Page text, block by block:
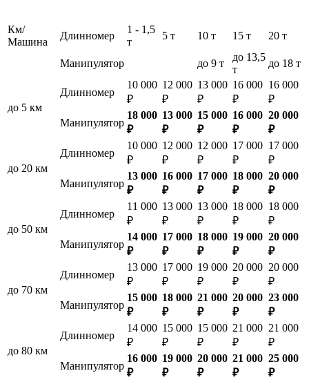
Км/
Машина
Длинномер
1 - 1,5
т
5 т 10 т 15 т 20 т
Манипулятор до 9 т
до 13,5
т
до 18 т
до 5 км
Длинномер
10 000
₽
12 000
₽
13 000
₽
16 000
₽
16 000
₽
Манипулятор
18 000
₽
13 000
₽
15 000
₽
16 000
₽
20 000
₽
до 20 км
Длинномер
10 000
₽
12 000
₽
12 000
₽
17 000
₽
17 000
₽
Манипулятор
13 000
₽
16 000
₽
17 000
₽
18 000
₽
20 000
₽
до 50 км
Длинномер
11 000
₽
13 000
₽
13 000
₽
18 000
₽
18 000
₽
Манипулятор
14 000
₽
17 000
₽
18 000
₽
19 000
₽
20 000
₽
до 70 км
Длинномер
13 000
₽
17 000
₽
19 000
₽
20 000
₽
20 000
₽
Манипулятор
15 000
₽
18 000
₽
21 000
₽
20 000
₽
23 000
₽
до 80 км
Длинномер
14 000
₽
15 000
₽
15 000
₽
21 000
₽
21 000
₽
Манипулятор
16 000
₽
19 000
₽
20 000
₽
21 000
₽
25 000
₽